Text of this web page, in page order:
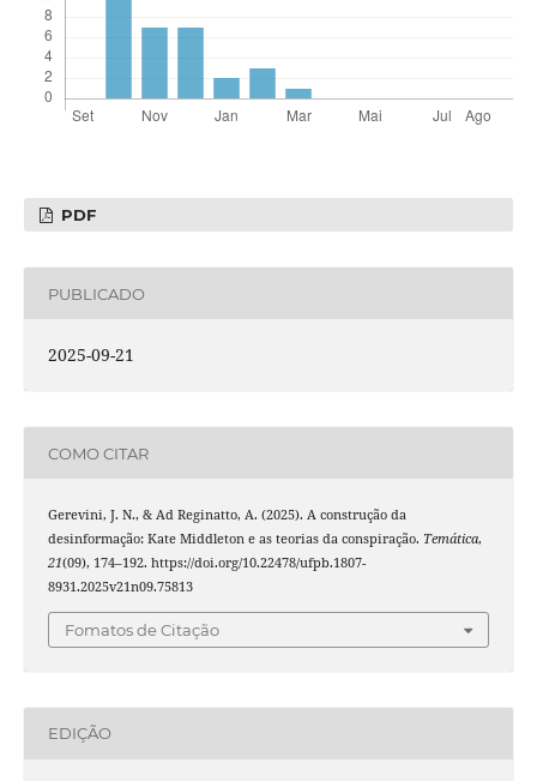
PDF
PUBLICADO
2025-09-21
COMO CITAR
Gerevini, J. N., & Ad Reginatto, A. (2025). A construção da
desinformação: Kate Middleton e as teorias da conspiração. Temática,
21(09), 174–192. https://doi.org/10.22478/ufpb.1807-
8931.2025v21n09.75813
Fomatos de Citação
EDIÇÃO